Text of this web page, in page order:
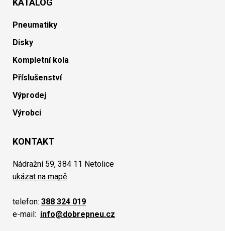
KATALOG
Pneumatiky
Disky
Kompletní kola
Příslušenství
Výprodej
Výrobci
KONTAKT
Nádražní 59, 384 11 Netolice
ukázat na mapě
telefon: 388 324 019
e-mail: info@dobrepneu.cz